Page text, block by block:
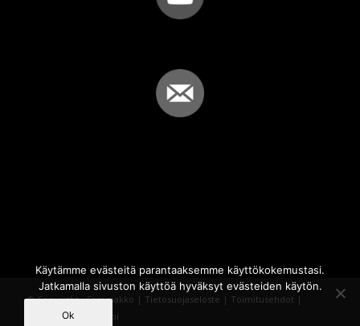
© Copyright - Sammakko | Tietosuojaseloste | Toimitusehdot |
Powered by
iQWebbi
Käytämme evästeitä parantaaksemme käyttökokemustasi.
Jatkamalla sivuston käyttöä hyväksyt evästeiden käytön.
Ok